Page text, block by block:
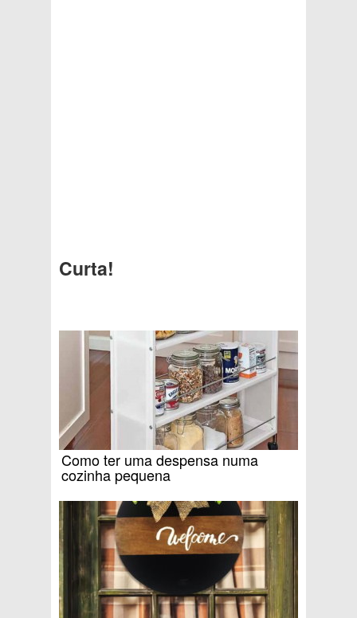
Curta!
Como ter uma despensa numa
cozinha pequena